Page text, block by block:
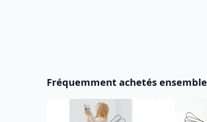
Fréquemment achetés ensemble